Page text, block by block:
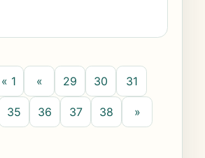
« 1 « 29 30 31
35 36 37 38 »